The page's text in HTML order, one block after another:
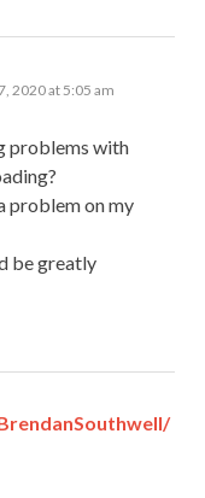
2020 at 5:05 am
problems with
problem on my
be greatly